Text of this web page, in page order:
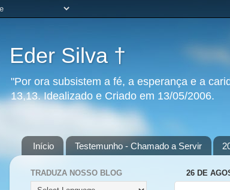
Eder Silva †
"Por ora subsistem a fé, a esperança e a
13,13. Idealizado e Criado em 13/05/2006.
Início Testemunho - Chamado a Servir
26 DE
TRADUZA NOSSO BLOG